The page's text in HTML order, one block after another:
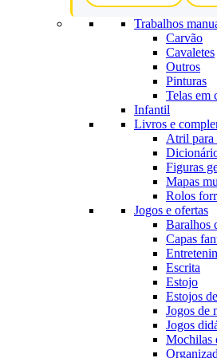
Trabalhos
Carvão
Cavaletes
Outros
Pinturas
Telas em
Infantil
Livros e
Atril para
Figuras
Mapas
Rolos
Jogos e ofertas
Baralhos
Capas
Escrita
Estojo
Estojos
Jogos de
Jogos
Mochilas